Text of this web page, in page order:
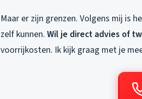
Maar er zijn grenzen. Volgens mij is
zelf kunnen. Wil je direct advies of
voorrijkosten. Ik kijk graag met je